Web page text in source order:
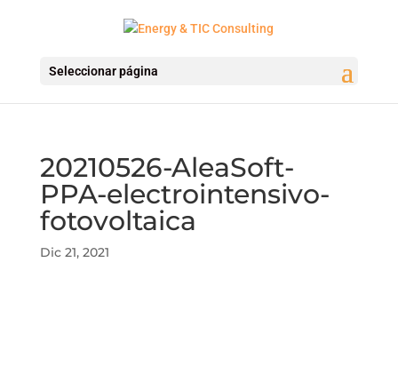
Seleccionar página
20210526-AleaSoft-
PPA-electrointensivo-
fotovoltaica
Dic 21, 2021